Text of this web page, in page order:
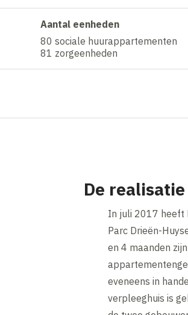
Aantal eenheden
80 sociale huurappartementen
81 zorgeenheden
De realisatie
In juli 2017 heeft
Parc Drieën-
en 4 maanden
eveneens in
verpleeghuis is